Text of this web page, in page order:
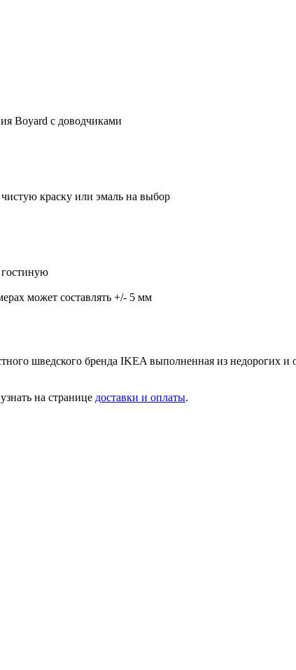
Boyard с доводчиками
краску или эмаль на выбор
может составлять +/- 5 мм
шведского бренда IKEA выполненная из недорогих
на странице доставки и оплаты.